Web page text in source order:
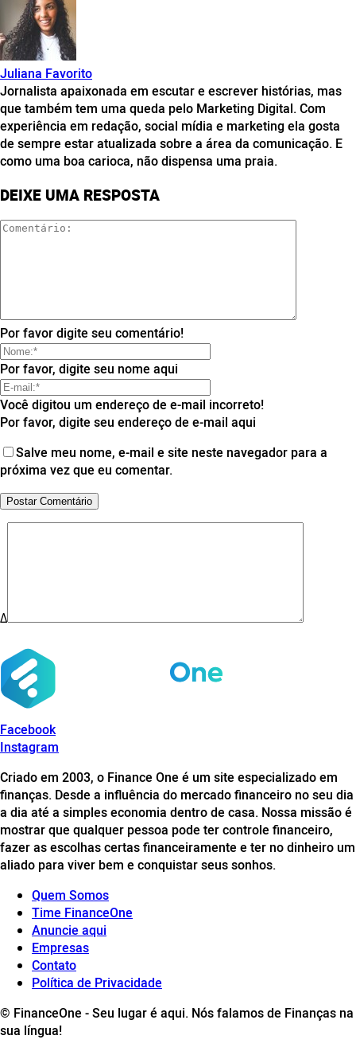
Juliana Favorito
Jornalista apaixonada em escutar e escrever histórias, mas
que também tem uma queda pelo Marketing Digital. Com
experiência em redação, social mídia e marketing ela gosta
de sempre estar atualizada sobre a área da comunicação. E
como uma boa carioca, não dispensa uma praia.
DEIXE UMA RESPOSTA
Por favor digite seu comentário!
Por favor, digite seu nome aqui
Você digitou um endereço de e-mail incorreto!
Por favor, digite seu endereço de e-mail aqui
Salve meu nome, e-mail e site neste navegador para a
próxima vez que eu comentar.
Δ
Facebook
Instagram
Criado em 2003, o Finance One é um site especializado em
finanças. Desde a influência do mercado financeiro no seu dia
a dia até a simples economia dentro de casa. Nossa missão é
mostrar que qualquer pessoa pode ter controle financeiro,
fazer as escolhas certas financeiramente e ter no dinheiro um
aliado para viver bem e conquistar seus sonhos.
Quem Somos
Time FinanceOne
Anuncie aqui
Empresas
Contato
Política de Privacidade
© FinanceOne - Seu lugar é aqui. Nós falamos de Finanças na
sua língua!